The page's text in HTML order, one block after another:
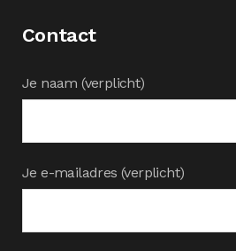
Contact
Je naam (verplicht)
Je e-mailadres (verplicht)